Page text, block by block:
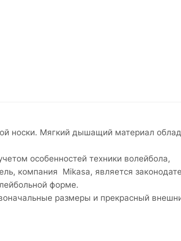
носки. Мягкий дышащий материал
особенностей техники волейбола,
компания Mikasa, является
форме.
размеры и прекрасный